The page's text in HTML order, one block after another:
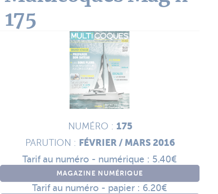
175
NUMÉRO : 175
PARUTION : FÉVRIER / MARS 2016
Tarif au numéro - numérique : 5.40€
MAGAZINE NUMÉRIQUE
Tarif au numéro - papier : 6.20€